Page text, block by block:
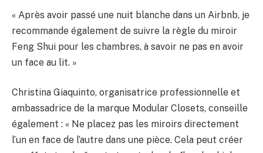
« Après avoir passé une nuit blanche dans un Airbnb, je
recommande également de suivre la règle du miroir
Feng Shui pour les chambres, à savoir ne pas en avoir
un face au lit. »
Christina Giaquinto, organisatrice professionnelle et
ambassadrice de la marque Modular Closets, conseille
également : « Ne placez pas les miroirs directement
l’un en face de l’autre dans une pièce. Cela peut créer